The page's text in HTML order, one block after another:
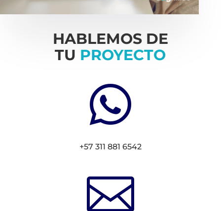
HABLEMOS DE
TU PROYECTO

+57 311 881 6542
